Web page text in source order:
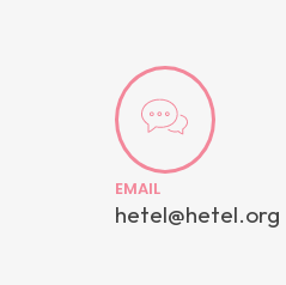
EMAIL
hetel@hetel.org